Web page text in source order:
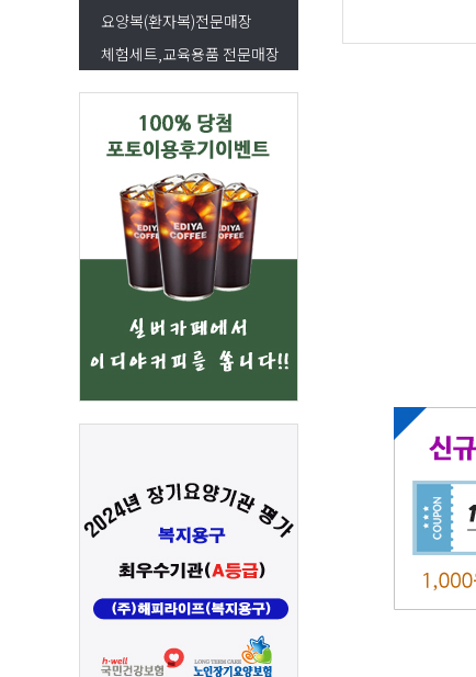
요양복(환자복)전문매장
체험세트,교육용품 전문매장